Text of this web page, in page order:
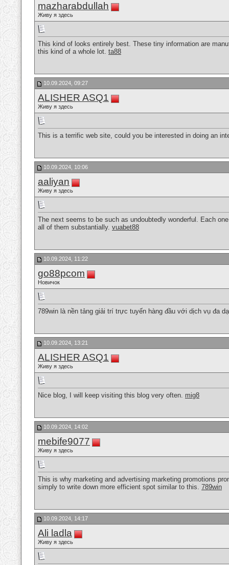
mazharabdullah
Живу я здесь
This kind of looks entirely best. These tiny information are
this kind of a whole lot. ta88
10.09.2024, 09:27
ALISHER ASQ1
Живу я здесь
This is a terrific web site, could you be interested in doing an
10.09.2024, 10:06
aaliyan
Живу я здесь
The next seems to be such as undoubtedly wonderful. Each
all of them substantially. vuabet88
10.09.2024, 11:22
go88pcom
Новичок
789win là nền tảng giải trí trực tuyến hàng đầu với dịch vụ đa
10.09.2024, 13:21
ALISHER ASQ1
Живу я здесь
Nice blog, I will keep visiting this blog very often. mig8
10.09.2024, 14:02
mebife9077
Живу я здесь
This is why marketing and advertising marketing promotions
simply to write down more efficient spot similar to this. 789win
10.09.2024, 14:17
Ali ladla
Живу я здесь